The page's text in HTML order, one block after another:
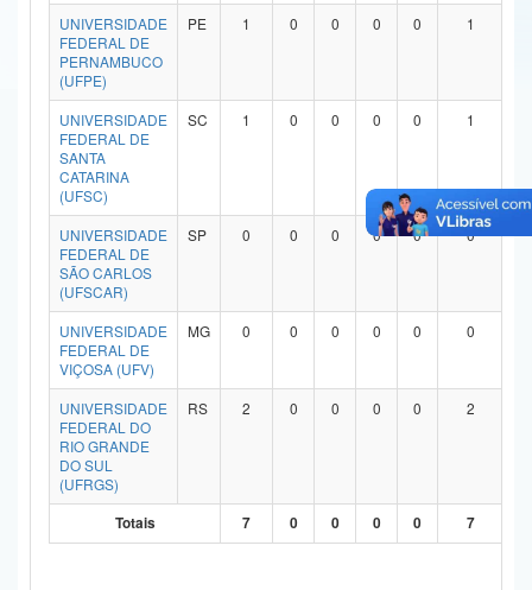
Gabinete de Segurança Institucional
Advocacia-Geral da União
Banco Central do Brasil
UNIVERSIDADE
FEDERAL DE
PERNAMBUCO
(UFPE)
PE 1 0 0 0 0 1
UNIVERSIDADE
FEDERAL DE
SANTA
CATARINA
(UFSC)
SC 1 0 0 0 0 1
UNIVERSIDADE
FEDERAL DE
SÃO CARLOS
(UFSCAR)
SP 0 0 0 0 0 0
UNIVERSIDADE
FEDERAL DE
VIÇOSA (UFV)
MG 0 0 0 0 0 0
UNIVERSIDADE
FEDERAL DO
RIO GRANDE
DO SUL
(UFRGS)
RS 2 0 0 0 0 2
Totais 7 0 0 0 0 7